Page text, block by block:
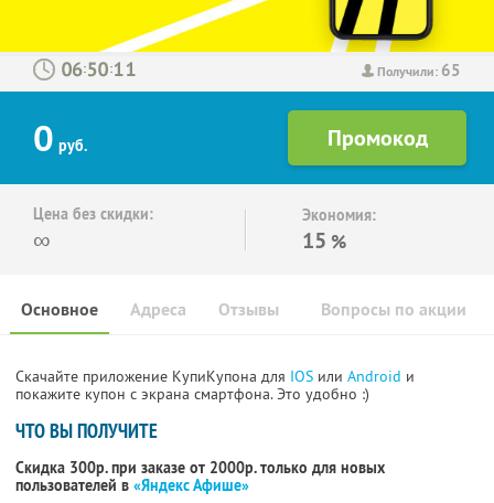
Получили: 65
: :
0 руб.
Цена без скидки:
∞
Экономия:
15 %
Основное Отзывы Вопросы по акции
Адреса
Скачайте приложение КупиКупона для IOS или Android и
покажите купон с экрана смартфона. Это удобно :)
ЧТО ВЫ ПОЛУЧИТЕ
Скидка 300р. при заказе от 2000р. только для новых
пользователей в «Яндекс Афише»